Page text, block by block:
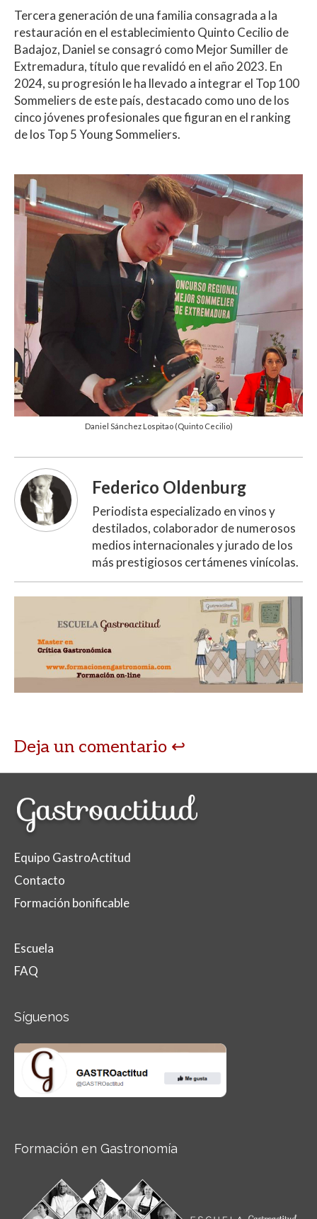
Tercera generación de una familia consagrada a la
restauración en el establecimiento Quinto Cecilio de
Badajoz, Daniel se consagró como Mejor Sumiller de
Extremadura, título que revalidó en el año 2023. En
2024, su progresión le ha llevado a integrar el Top 100
Sommeliers de este país, destacado como uno de los
cinco jóvenes profesionales que figuran en el ranking
de los Top 5 Young Sommeliers.
Daniel Sánchez Lospitao (Quinto Cecilio)
Federico Oldenburg
Periodista especializado en vinos y
destilados, colaborador de numerosos
medios internacionales y jurado de los
más prestigiosos certámenes vinícolas.
Deja un comentario
Equipo GastroActitud
Contacto
Formación bonificable
Escuela
FAQ
Síguenos
Formación en Gastronomía